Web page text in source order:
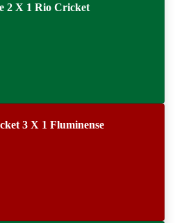
2 X 1 Rio Cricket
3 X 1 Fluminense